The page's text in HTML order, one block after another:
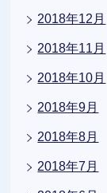
2018年12月
2018年11月
2018年10月
2018年9月
2018年8月
2018年7月